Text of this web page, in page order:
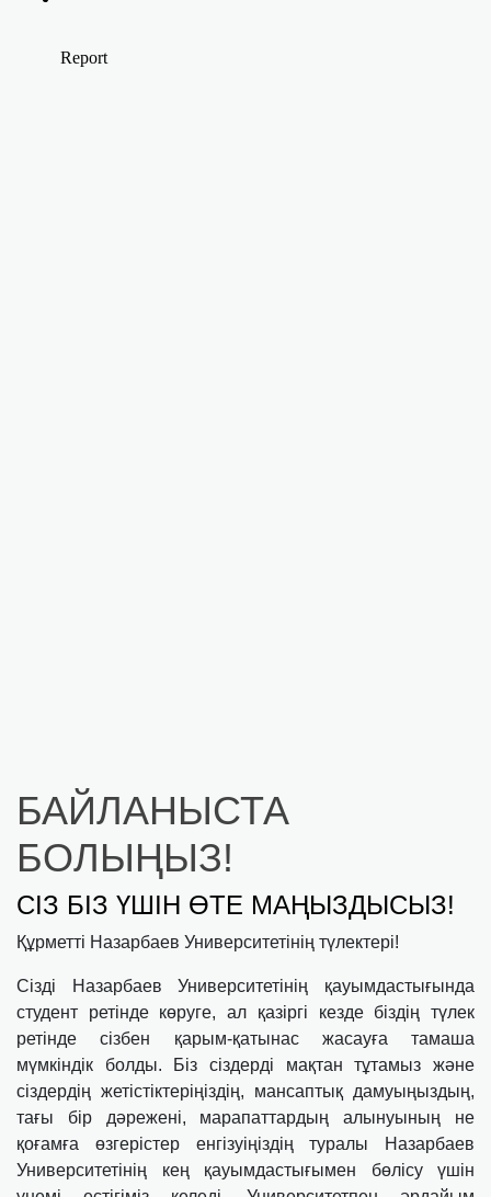
БАЙЛАНЫСТА
БОЛЫҢЫЗ!
СІЗ БІЗ ҮШІН ӨТЕ МАҢЫЗДЫСЫЗ!
Құрметті Назарбаев Университетінің түлектері!
Сізді Назарбаев Университетінің қауымдастығында
студент ретінде көруге, ал қазіргі кезде біздің түлек
ретінде сізбен қарым-қатынас жасауға тамаша
мүмкіндік болды. Біз сіздерді мақтан тұтамыз және
сіздердің жетістіктеріңіздің, мансаптық дамуыңыздың,
тағы бір дәрежені, марапаттардың алынуының не
қоғамға өзгерістер енгізуіңіздің туралы Назарбаев
Университетінің кең қауымдастығымен бөлісу үшін